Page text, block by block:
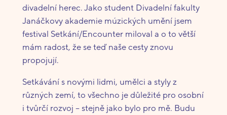
divadelní herec. Jako student Divadelní fakulty
Janáčkovy akademie múzických umění jsem
festival Setkání/Encounter miloval a o to větší
mám radost, že se teď naše cesty znovu
propojují.
Setkávání s novými lidmi, umělci a styly z
různých zemí, to všechno je důležité pro osobní
i tvůrčí rozvoj – stejně jako bylo pro mě. Budu